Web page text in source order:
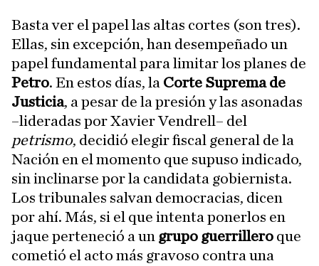
Basta ver el papel las altas cortes (son tres).
Ellas, sin excepción, han desempeñado un
papel fundamental para limitar los planes de
Petro. En estos días, la Corte Suprema de
Justicia, a pesar de la presión y las asonadas
–lideradas por Xavier Vendrell– del
petrismo, decidió elegir fiscal general de la
Nación en el momento que supuso indicado,
sin inclinarse por la candidata gobiernista.
Los tribunales salvan democracias, dicen
por ahí. Más, si el que intenta ponerlos en
jaque perteneció a un grupo guerrillero que
cometió el acto más gravoso contra una